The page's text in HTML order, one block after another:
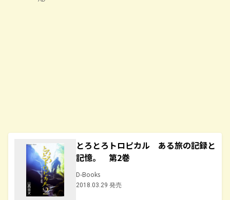
とろとろトロピカル ある旅の記録と
記憶。 第2巻
D-Books
2018.03.29 発売